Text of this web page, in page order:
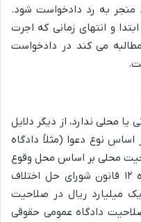
به رد دادخواست شود.
و انتهای زمانی که اجرت
می کند در دادخواست
محلی ندارد، از دیگر دلایل
نوع دعوا (مثلاً دادگاه
محلی بر اساس محل وقوع
ملک تعیین می شود. بر اساس ماده ۱۲ قانون شورای حل اختلاف
یک میلیارد ریال در صلاحیت
دادگاه عمومی حقوقی